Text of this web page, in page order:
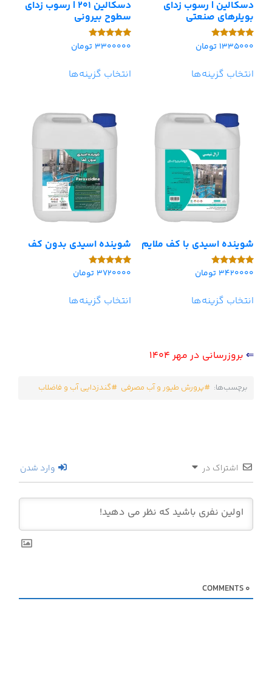
دسکالین | رسوب زدای
بویلرهای صنعتی
امتیاز
1335000 تومان
انتخاب گزینه‌ها
دسکالین 201 | رسوب زدای
سطوح بیرونی
امتیاز
3300000 تومان
انتخاب گزینه‌ها
شوینده اسیدی با کف ملایم
امتیاز
3420000 تومان
انتخاب گزینه‌ها
شوینده اسیدی بدون کف
امتیاز
3720000 تومان
انتخاب گزینه‌ها
⇐ بروزرسانی در مهر 1404
برچسب‌ها: پرورش طیور و آب مصرفی گندزدایی آب و فاضلاب
اشتراک در وارد شدن
0